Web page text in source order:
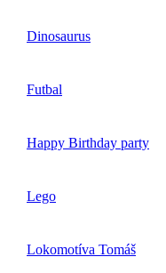
Dinosaurus
Futbal
Happy Birthday party
Lego
Lokomotíva Tomáš